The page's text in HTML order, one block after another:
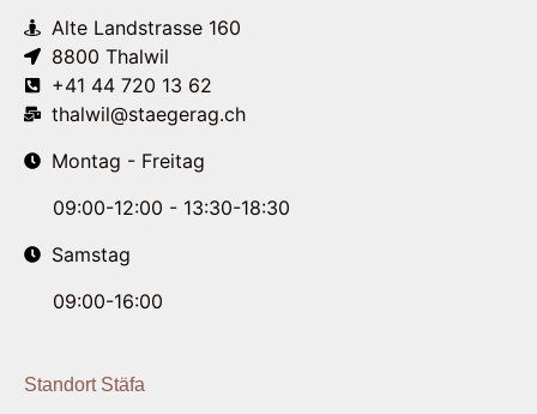
Alte Landstrasse 160
8800 Thalwil
+41 44 720 13 62
thalwil@staegerag.ch
Montag - Freitag
09:00-12:00 - 13:30-18:30
Samstag
09:00-16:00
Standort Stäfa